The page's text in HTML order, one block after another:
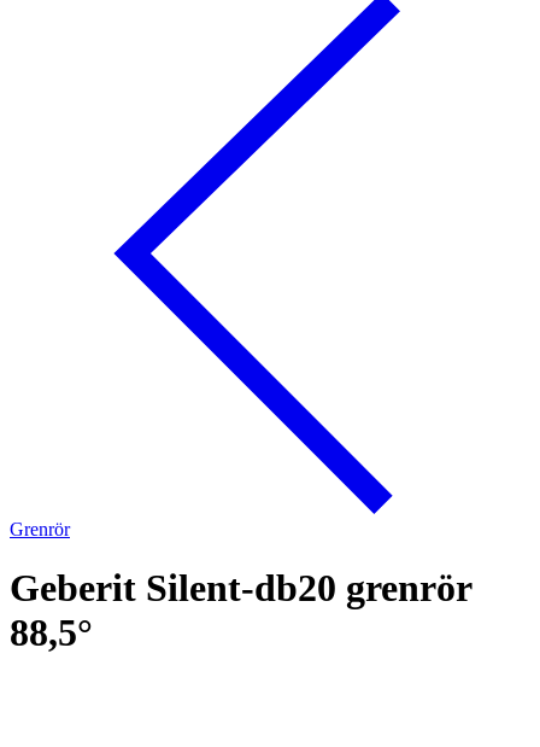
Grenrör
Geberit Silent-db20 grenrör
88,5°